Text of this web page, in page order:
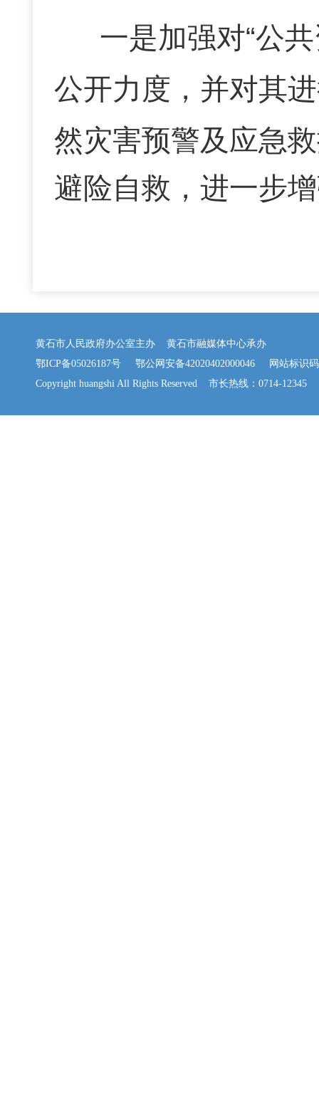
一是加强对“公
公开力度，并对其
然灾害预警及应急
避险自救，进一步
黄石市人民政府办公室主办 黄石市融媒体中心承办
鄂ICP备05026187号
鄂公网安备42020402000046 网站标识码
Copyright huangshi All Rights Reserved 市长热线：0714-12345